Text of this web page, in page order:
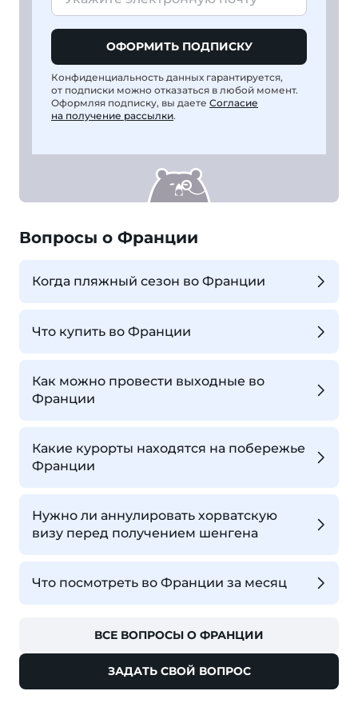
ОФОРМИТЬ ПОДПИСКУ
Конфиденциальность данных гарантируется,
от подписки можно отказаться в любой момент.
Оформляя подписку, вы даете Согласие
на получение рассылки.
Вопросы о Франции
Когда пляжный сезон во Франции
Что купить во Франции
Как можно провести выходные во
Франции
Какие курорты находятся на побережье
Франции
Нужно ли аннулировать хорватскую
визу перед получением шенгена
Что посмотреть во Франции за месяц
ВСЕ ВОПРОСЫ О ФРАНЦИИ
ЗАДАТЬ СВОЙ ВОПРОС